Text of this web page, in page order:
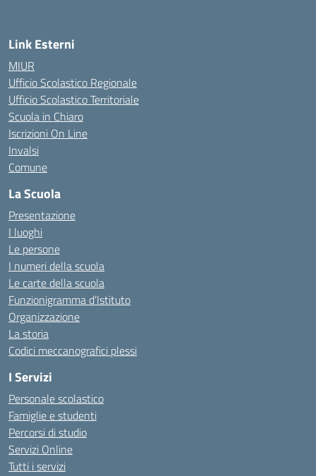
Link Esterni
MIUR
Ufficio Scolastico Regionale
Ufficio Scolastico Territoriale
Scuola in Chiaro
Iscrizioni On Line
Invalsi
Comune
La Scuola
Presentazione
I luoghi
Le persone
I numeri della scuola
Le carte della scuola
Funzionigramma d’Istituto
Organizzazione
La storia
Codici meccanografici plessi
I Servizi
Personale scolastico
Famiglie e studenti
Percorsi di studio
Servizi Online
Tutti i servizi